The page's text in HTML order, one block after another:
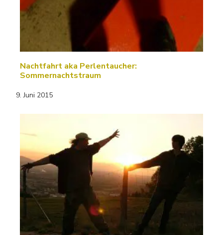
Nachtfahrt aka Perlentaucher:
Sommernachtstraum
9. Juni 2015